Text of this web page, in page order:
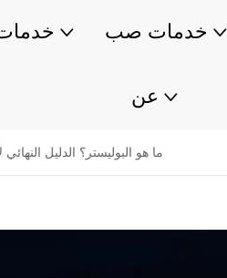
خدمات صب
عن
ما هو البوليستر؟ الدليل